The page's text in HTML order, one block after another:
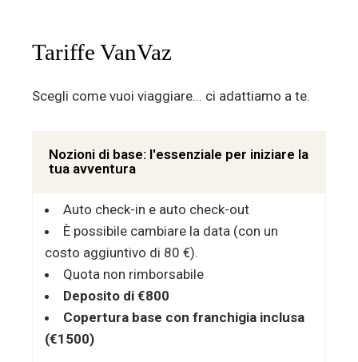
Tariffe VanVaz
Scegli come vuoi viaggiare... ci adattiamo a te.
Nozioni di base: l'essenziale per iniziare la
tua avventura
Auto check-in e auto check-out
È possibile cambiare la data (con un
costo aggiuntivo di 80 €).
Quota non rimborsabile
Deposito di €800
Copertura base con franchigia inclusa
(€1500)